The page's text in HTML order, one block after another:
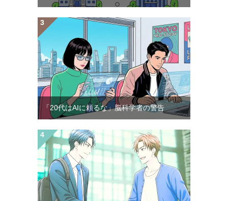
「20代はAIに頼るな」脳科学者の警告